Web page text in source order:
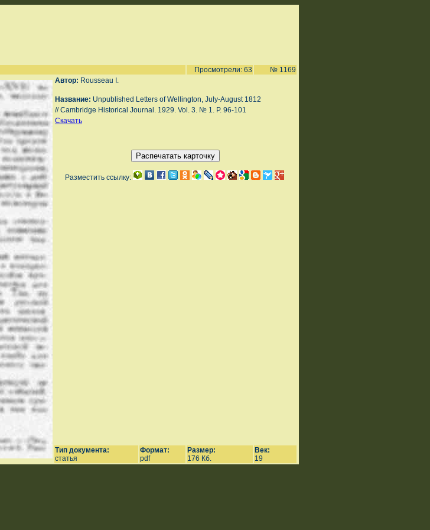
Просмотрели: 63
№ 1169
Автор: Rousseau I.
Название: Unpublished Letters of Wellington, July-August 1812
// Cambridge Historical Journal. 1929. Vol. 3. № 1. P. 96-101
Скачать
Разместить ссылку:
Тип документа:
статья
Формат:
pdf
Размер:
176 Кб.
Век:
19